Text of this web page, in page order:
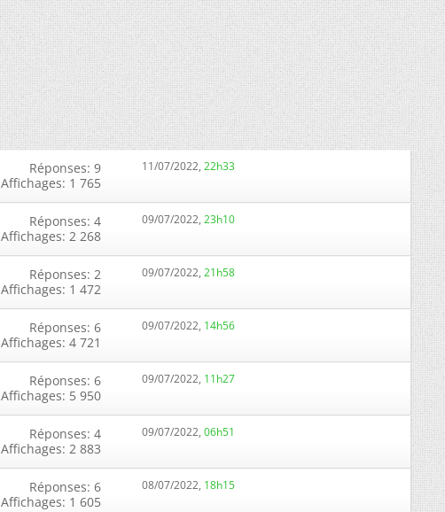
Réponses: 9
Affichages: 1 765
11/07/2022, 22h33
Réponses: 4
Affichages: 2 268
09/07/2022, 23h10
Réponses: 2
Affichages: 1 472
09/07/2022, 21h58
Réponses: 6
Affichages: 4 721
09/07/2022, 14h56
Réponses: 6
Affichages: 5 950
09/07/2022, 11h27
Réponses: 4
Affichages: 2 883
09/07/2022, 06h51
Réponses: 6
Affichages: 1 605
08/07/2022, 18h15